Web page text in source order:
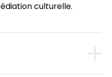
culturelle.